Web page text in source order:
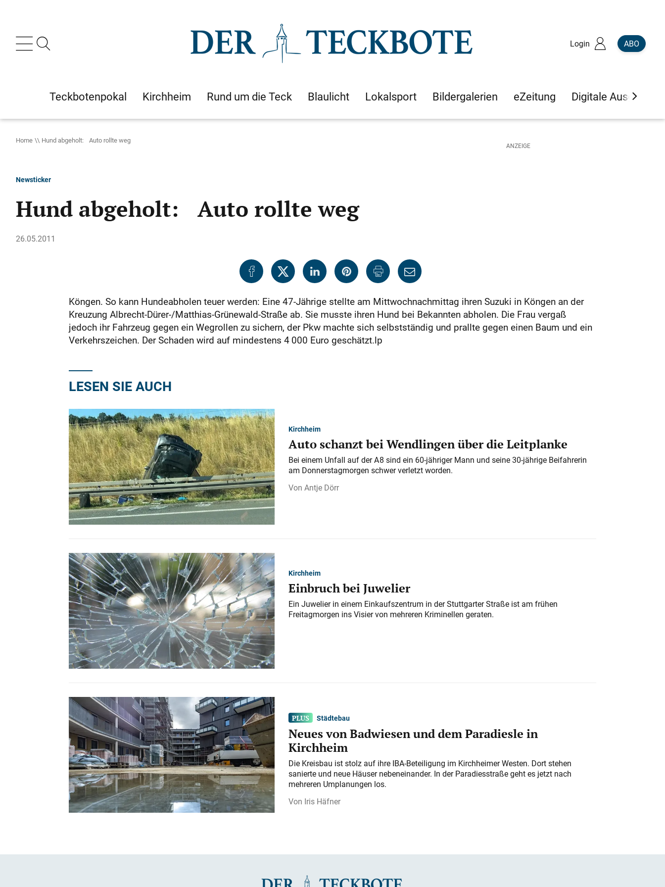
Login ABO
Teckbotenpokal Kirchheim Rund um die Teck Blaulicht Lokalsport Bildergalerien eZeitung Digitale Ausgaben
Home Hund abgeholt: Auto rollte weg
Newsticker
Hund abgeholt: Auto rollte weg
26.05.2011
Köngen. So kann Hundeabholen teuer werden: Eine 47-Jährige stellte am Mittwochnachmittag ihren Suzuki in Köngen an der
Kreuzung Albrecht-Dürer-/Matthias-Grünewald-Straße ab. Sie musste ihren Hund bei Bekannten abholen. Die Frau vergaß
jedoch ihr Fahrzeug gegen ein Wegrollen zu sichern, der Pkw machte sich selbstständig und prallte gegen einen Baum und ein
Verkehrszeichen. Der Schaden wird auf mindestens 4 000 Euro geschätzt.lp
LESEN SIE AUCH
Kirchheim
Auto schanzt bei Wendlingen über die Leitplanke
Bei einem Unfall auf der A 8 sind ein 60-jähriger Mann und seine 30-jährige Beifahrerin
am Donnerstagmorgen schwer verletzt worden.
Antje Dörr
Kirchheim
Einbruch bei Juwelier
Ein Juwelier in einem Einkaufszentrum in der Stuttgarter Straße ist am frühen
Freitagmorgen ins Visier von mehreren Kriminellen geraten.
Städtebau
Neues von Badwiesen und dem Paradiesle in
Kirchheim
Die Kreisbau ist stolz auf ihre IBA-Beteiligung im Kirchheimer Westen. Dort stehen
sanierte und neue Häuser nebeneinander. In der Paradiesstraße geht es jetzt nach
mehreren Umplanungen los.
Iris Häfner